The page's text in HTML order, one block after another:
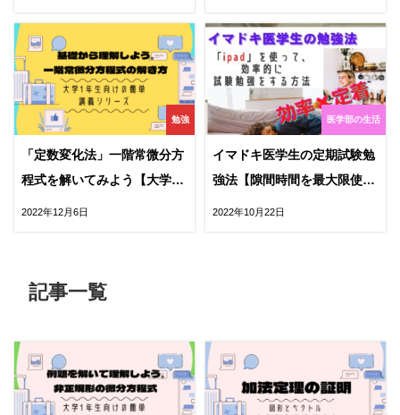
勉強
「定数変化法」一階常微分方
程式を解いてみよう【大学数
学の基礎】
2022年12月6日
医学部の生活
イマドキ医学生の定期試験勉
強法【隙間時間を最大限使う
ためのおすすめグッズ編】
2022年10月22日
記事一覧